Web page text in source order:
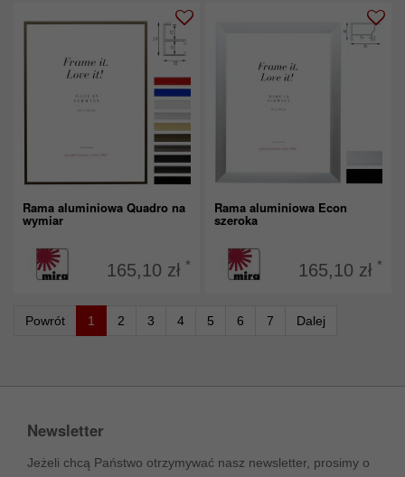
Rama aluminiowa Quadro na
wymiar
165,10 zł *
Rama aluminiowa Econ
szeroka
165,10 zł *
Powrót 1 2 3 4 5 6 7 Dalej
Newsletter
Jeżeli chcą Państwo otrzymywać nasz newsletter, prosimy o